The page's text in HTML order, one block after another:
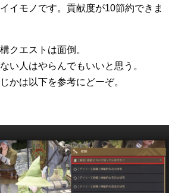
イモノです。貢献度が10節約できま
クエストは面倒。
い人はやらんでもいいと思う。
かは以下を参考にどーぞ。